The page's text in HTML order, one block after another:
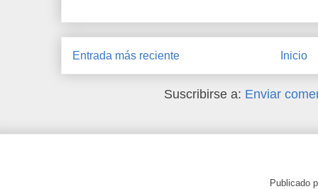
Entrada más reciente Inicio
Suscribirse a: Enviar
Publicado